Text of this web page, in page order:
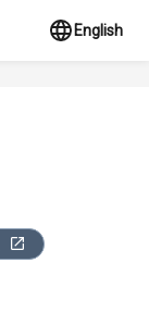
English